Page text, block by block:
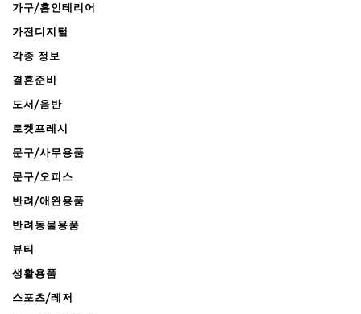
가구/홈인테리어
가전디지털
각종 정보
결혼준비
도서/음반
로켓프레시
문구/사무용품
문구/오피스
반려/애완용품
반려동물용품
뷰티
생활용품
스포츠/레저